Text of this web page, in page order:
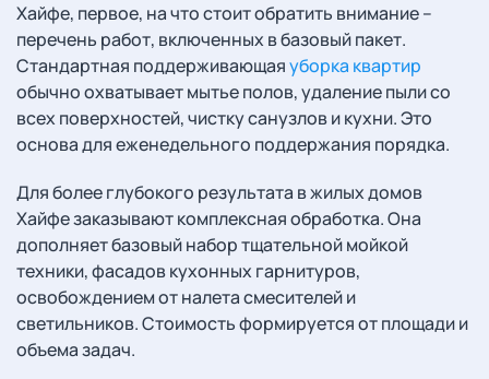
Хайфе, первое, на что стоит обратить внимание –
перечень работ, включенных в базовый пакет.
Стандартная поддерживающаяуборка квартир
обычно охватывает мытье полов, удаление пыли со
всех поверхностей, чистку санузлов и кухни. Это
основа для еженедельного поддержания порядка.
Для более глубокого результата в жилых домов
Хайфе заказывают комплексная обработка. Она
дополняет базовый набор тщательной мойкой
техники, фасадов кухонных гарнитуров,
освобождением от налета смесителей и
светильников. Стоимость формируется от площади и
объема задач.